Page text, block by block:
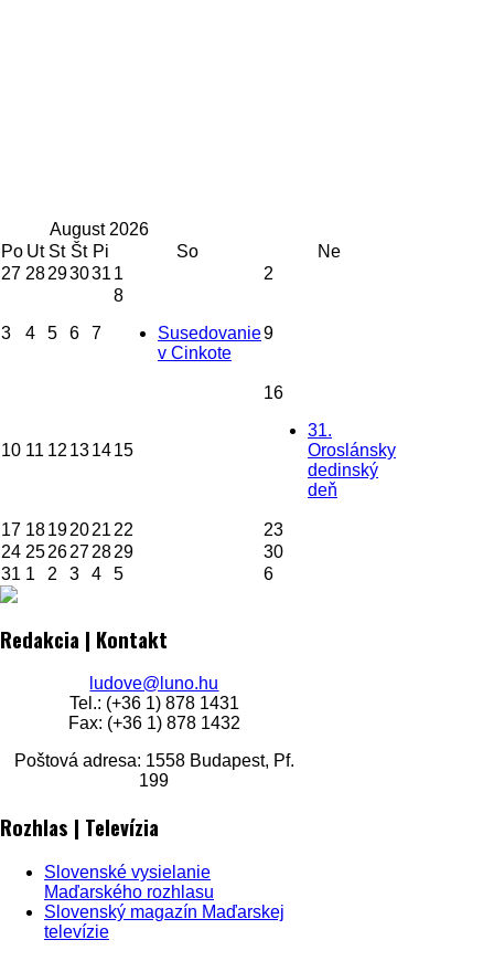
August 2026
Po Ut St Št Pi So
Ne
27 28293031 1 2
3 4 5 6 7
8
Susedovanie
v Cinkote
9
10 11 12 131415
16
31.
Oroslánsky
dedinský
deň
17 18192021 22
23
24 2526272829
30
31 1 2 3 4 5 6
Redakcia | Kontakt
ludove@luno.hu
Tel.: (+36 1) 878 1431
Fax: (+36 1) 878 1432
Poštová adresa: 1558 Budapest, Pf.
199
Rozhlas | Televízia
Slovenské vysielanie
Maďarského rozhlasu
Slovenský magazín Maďarskej
televízie